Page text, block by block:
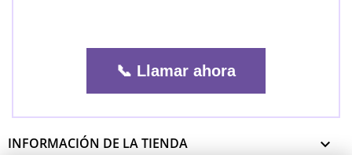
📞 Llamar ahora
INFORMACIÓN DE LA TIENDA 